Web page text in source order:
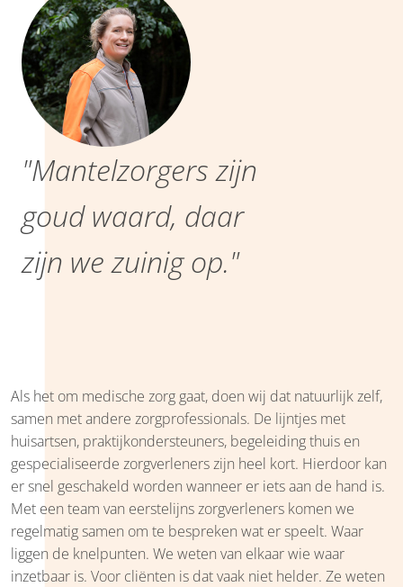
"Mantelzorgers zijn
goud waard, daar
zijn we zuinig op."
Als het om medische zorg gaat, doen wij dat natuurlijk zelf,
samen met andere zorgprofessionals. De lijntjes met
huisartsen, praktijkondersteuners, begeleiding thuis en
gespecialiseerde zorgverleners zijn heel kort. Hierdoor kan
er snel geschakeld worden wanneer er iets aan de hand is.
Met een team van eerstelijns zorgverleners komen we
regelmatig samen om te bespreken wat er speelt. Waar
liggen de knelpunten. We weten van elkaar wie waar
inzetbaar is. Voor cliënten is dat vaak niet helder. Ze weten